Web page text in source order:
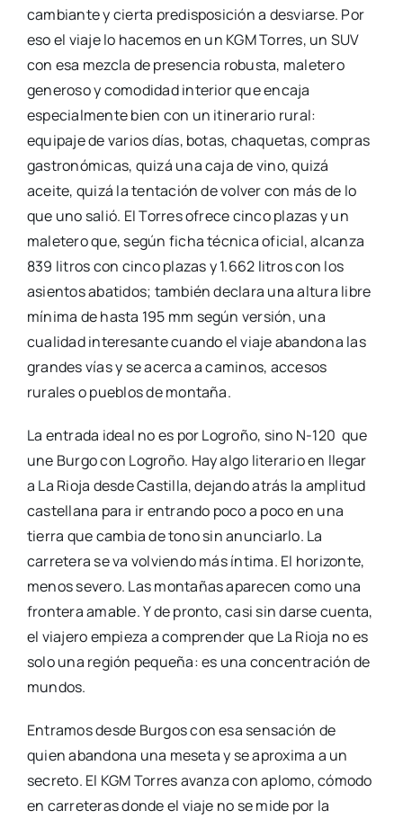
cambiante y cierta predisposición a desviarse. Por
eso el viaje lo hacemos en un KGM Torres, un SUV
con esa mezcla de presencia robusta, maletero
generoso y comodidad interior que encaja
especialmente bien con un itinerario rural:
equipaje de varios días, botas, chaquetas, compras
gastronómicas, quizá una caja de vino, quizá
aceite, quizá la tentación de volver con más de lo
que uno salió. El Torres ofrece cinco plazas y un
maletero que, según ficha técnica oficial, alcanza
839 litros con cinco plazas y 1.662 litros con los
asientos abatidos; también declara una altura libre
mínima de hasta 195 mm según versión, una
cualidad interesante cuando el viaje abandona las
grandes vías y se acerca a caminos, accesos
rurales o pueblos de montaña.
La entrada ideal no es por Logroño, sino N-120 que
une Burgo con Logroño. Hay algo literario en llegar
a La Rioja desde Castilla, dejando atrás la amplitud
castellana para ir entrando poco a poco en una
tierra que cambia de tono sin anunciarlo. La
carretera se va volviendo más íntima. El horizonte,
menos severo. Las montañas aparecen como una
frontera amable. Y de pronto, casi sin darse cuenta,
el viajero empieza a comprender que La Rioja no es
solo una región pequeña: es una concentración de
mundos.
Entramos desde Burgos con esa sensación de
quien abandona una meseta y se aproxima a un
secreto. El KGM Torres avanza con aplomo, cómodo
en carreteras donde el viaje no se mide por la